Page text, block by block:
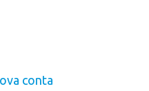
conta